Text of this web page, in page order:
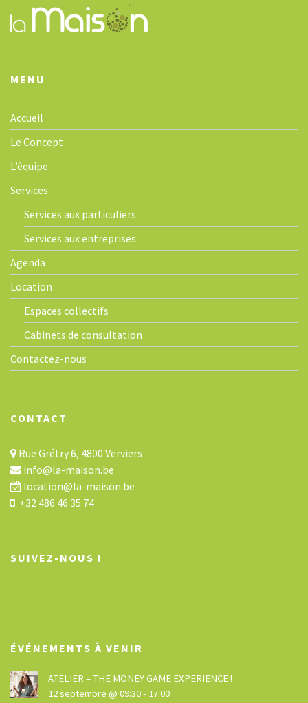
i
o
MENU
Accueil
Le Concept
L’équipe
Services
Services aux particuliers
Services aux entreprises
Agenda
Location
Espaces collectifs
Cabinets de consultation
Contactez-nous
CONTACT
Rue Grétry 6, 4800 Verviers
info@la-maison.be
location@la-maison.be
+32 486 46 35 74
SUIVEZ-NOUS !
ÉVÉNEMENTS À VENIR
ATELIER – THE MONEY GAME EXPERIENCE !
12 septembre @ 09:30- 17:00